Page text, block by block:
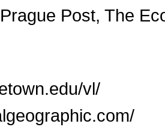
Post, The
vl/